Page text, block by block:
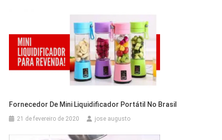
Fornecedor De Mini Liquidificador Portátil No Brasil
21 de fevereiro de 2020 jose augusto